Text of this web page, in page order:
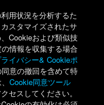
用状況を分析するた
スタマイズされたサ
Cookieおよび類似技
情報を収集する場合
イバシー& Cookieポ
意の撤回を含めて特
、Cookie同意ツール
セスしてください。